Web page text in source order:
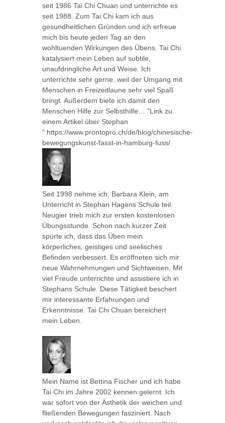
seit 1986 Tai Chi Chuan und unterrichte es
seit 1988. Zum Tai Chi kam ich aus
gesundheitlichen Gründen und ich erfreue
mich bis heute jeden Tag an den
wohltuenden Wirkungen des Übens. Tai Chi
katalysiert mein Leben auf subtile,
unaufdringliche Art und Weise. Ich
unterrichte sehr gerne, weil der Umgang mit
Menschen in Freizeitlaune sehr viel Spaß
bringt. Außerdem biete ich damit den
Menschen Hilfe zur Selbsthilfe… "Link zu
einem Artikel über Stephan
":https://www.prontopro.ch/de/blog/chinesische-
bewegungskunst-fasst-in-hamburg-fuss/
Seit 1998 nehme ich, Barbara Klein, am
Unterricht in Stephan Hagens Schule teil.
Neugier trieb mich zur ersten kostenlosen
Übungsstunde. Schon nach kurzer Zeit
spürte ich, dass das Üben mein
körperliches, geistiges und seelisches
Befinden verbessert. Es eröffneten sich mir
neue Wahrnehmungen und Sichtweisen. Mit
viel Freude unterrichte und assistiere ich in
Stephans Schule. Diese Tätigkeit beschert
mir interessante Erfahrungen und
Erkenntnisse. Tai Chi Chuan bereichert
mein Leben.
Mein Name ist Bettina Fischer und ich habe
Tai Chi im Jahre 2002 kennen gelernt. Ich
war sofort von der Ästhetik der weichen und
fließenden Bewegungen fasziniert. Nach